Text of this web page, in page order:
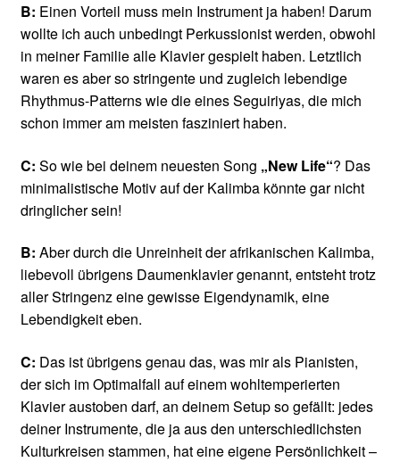
B: Einen Vorteil muss mein Instrument ja haben! Darum
wollte ich auch unbedingt Perkussionist werden, obwohl
in meiner Familie alle Klavier gespielt haben. Letztlich
waren es aber so stringente und zugleich lebendige
Rhythmus-Patterns wie die eines Seguiriyas, die mich
schon immer am meisten fasziniert haben.
C: So wie bei deinem neuesten Song „New Life“? Das
minimalistische Motiv auf der Kalimba könnte gar nicht
dringlicher sein!
B: Aber durch die Unreinheit der afrikanischen Kalimba,
liebevoll übrigens Daumenklavier genannt, entsteht trotz
aller Stringenz eine gewisse Eigendynamik, eine
Lebendigkeit eben.
C: Das ist übrigens genau das, was mir als Pianisten,
der sich im Optimalfall auf einem wohltemperierten
Klavier austoben darf, an deinem Setup so gefällt: jedes
deiner Instrumente, die ja aus den unterschiedlichsten
Kulturkreisen stammen, hat eine eigene Persönlichkeit –